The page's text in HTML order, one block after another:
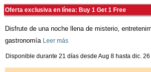
Oferta exclusiva en línea: Buy 1 Get 1 Free
Disfrute de una noche llena de misterio,
gastronomía Leer más
Disponible durante 21 días desde Aug 8 hasta dic. 26